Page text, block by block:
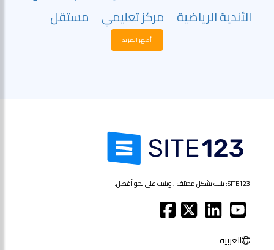
الأندية الرياضية
مركز تعليمي مستقل
أظهر المزيد
SITE123: بنيت بشكل مختلف ، وبنيت على نحو أفضل.
العربية